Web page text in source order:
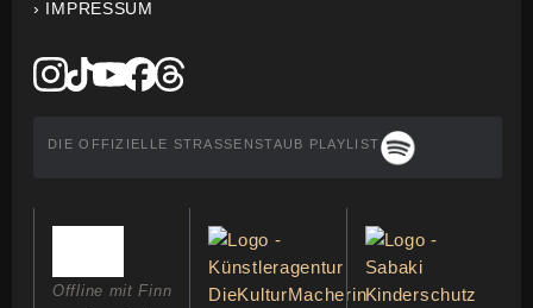
› IMPRESSUM
DIE OFFIZIELLE STRASSENSTAUB PLAYLIST
Offline mit Finn